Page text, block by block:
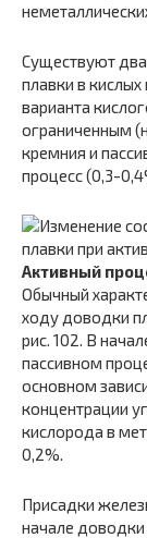
Существуют
плавки в кислых
варианта
ограниченным
кремния и
процесс (0,3-
Активный
Обычный
ходу доводки
рис. 102. В
пассивном
основном
концентрации
кислорода в
0,2%.
Присадки
начале доводки